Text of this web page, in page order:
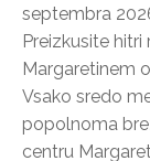
septembra
Preizkusite
Margaretinem
Vsako sredo
popolnoma
centru